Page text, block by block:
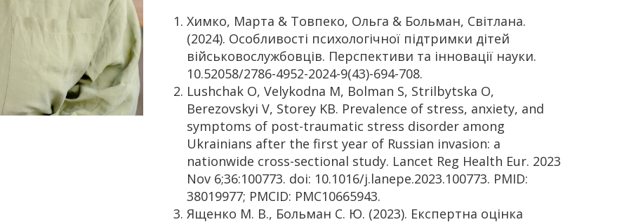
Химко, Марта & Товпеко, Ольга & Больман, Світлана.
(2024). Особливості психологічної підтримки дітей
військовослужбовців. Перспективи та інновації науки.
10.52058/2786-4952-2024-9(43)-694-708.
Lushchak O, Velykodna M, Bolman S, Strilbytska O,
Berezovskyi V, Storey KB. Prevalence of stress, anxiety, and
symptoms of post-traumatic stress disorder among
Ukrainians after the first year of Russian invasion: a
nationwide cross-sectional study. Lancet Reg Health Eur. 2023
Nov 6;36:100773. doi: 10.1016/j.lanepe.2023.100773. PMID:
38019977; PMCID: PMC10665943.
Ященко М. В., Больман С. Ю. (2023). Експертна оцінка